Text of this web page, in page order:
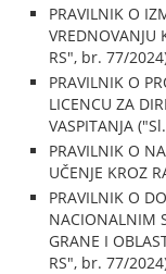
PRAVILNIK O
VREDNOVANJU
RS", br. 77/
PRAVILNIK O
LICENCU ZA
VASPITANJA
PRAVILNIK O
UČENJE KROZ
PRAVILNIK O
NACIONALNIM
GRANE I
RS", br. 77/